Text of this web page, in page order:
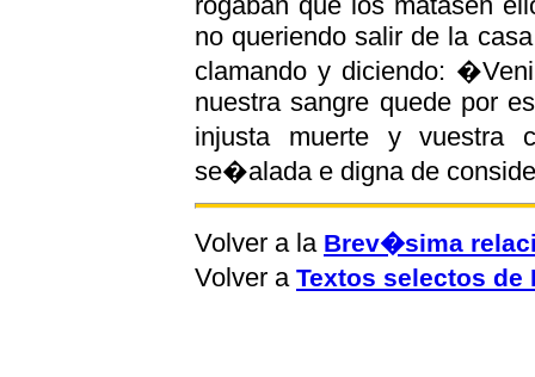
no queriendo salir de la
clamando y diciendo:
nuestra sangre quede por
injusta muerte y
se�alada e digna de
Volver a la Brev�sima
Volver a Textos selectos